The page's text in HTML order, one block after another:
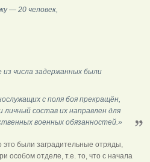
— 20 человек,
числа задержанных были
с поля боя прекращён,
состав их направлен для
военных обязанностей.»
это были заградительные отряды,
особом отделе, т.е. то, что с начала